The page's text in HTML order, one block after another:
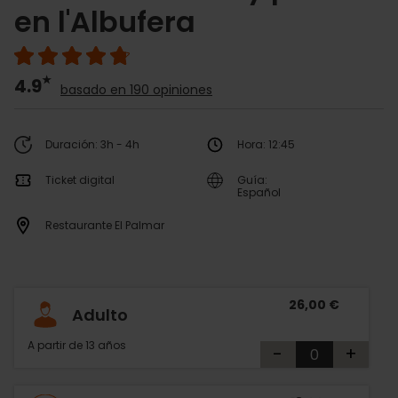
en l'Albufera
4.9 basado en 190 opiniones
Duración: 3h - 4h Hora: 12:45
Ticket digital
Guía:
Español
Restaurante El Palmar
Adulto
A partir de 13 años
26,00 €
- +